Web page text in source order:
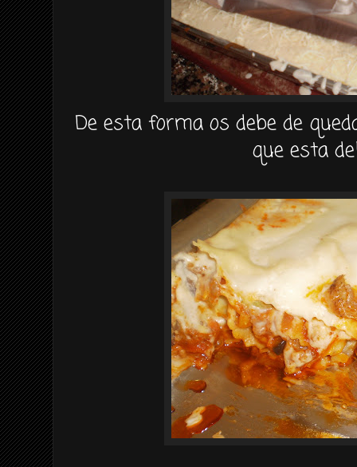
De esta forma os debe de
que esta